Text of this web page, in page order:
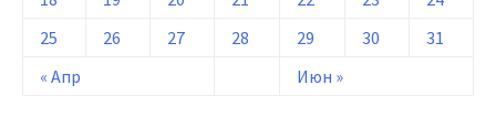
« Апр Июн »
25
26 27 28 29 30 31